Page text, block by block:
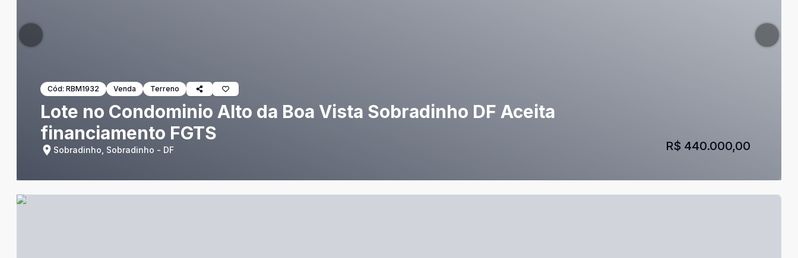
Cód: RBM1932 Venda Terreno
Lote no Condominio Alto da Boa Vista Sobradinho DF Aceita
financiamento FGTS
Sobradinho, Sobradinho - DF R$ 440.000,00